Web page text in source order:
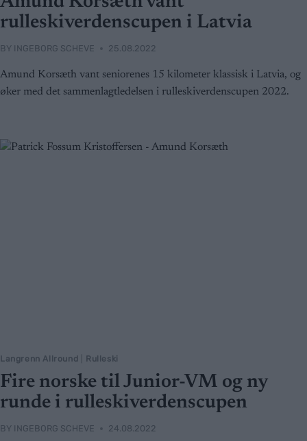
rulleskiverdenscupen i Latvia
BY INGEBORG SCHEVE 25.08.2022
Amund Korsæth vant seniorenes 15 kilometer klassisk i Latvia, og
øker med det sammenlagtledelsen i rulleskiverdenscupen 2022.
Langrenn Allround Rulleski
Fire norske til Junior-VM og ny
runde i rulleskiverdenscupen
BY INGEBORG SCHEVE 24.08.2022